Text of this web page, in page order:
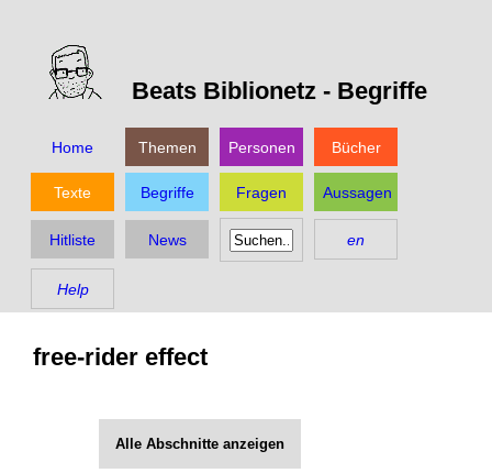
Beats Biblionetz - Begriffe
Home Themen Personen Bücher
Texte Begriffe Fragen Aussagen
Hitliste News en
Help
free-rider effect
Alle Abschnitte anzeigen